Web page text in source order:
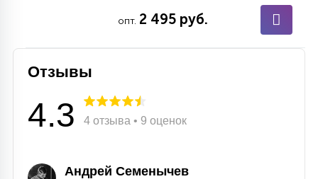
опт. 2 495 руб.
Отзывы
4.3 4 отзыва • 9 оценок
Андрей Семенычев